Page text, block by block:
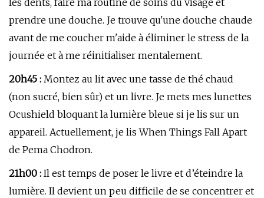
les dents, faire ma routine de soins du visage et
prendre une douche. Je trouve qu'une douche chaude
avant de me coucher m'aide à éliminer le stress de la
journée et à me réinitialiser mentalement.
20h45 : Montez au lit avec une tasse de thé chaud
(non sucré, bien sûr) et un livre. Je mets mes lunettes
Ocushield bloquant la lumière bleue si je lis sur un
appareil. Actuellement, je lis When Things Fall Apart
de Pema Chodron.
21h00 : Il est temps de poser le livre et d’éteindre la
lumière. Il devient un peu difficile de se concentrer et